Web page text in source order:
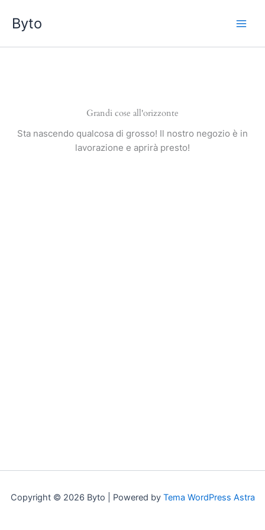
contenuto
Byto
Grandi cose all'orizzonte
Sta nascendo qualcosa di grosso! Il nostro negozio è in
lavorazione e aprirà presto!
Copyright © 2026 Byto | Powered by Tema WordPress Astra